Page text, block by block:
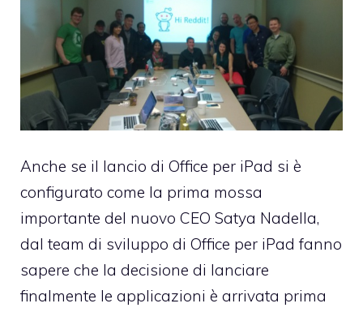
Anche se il lancio di Office per iPad si è
configurato come la prima mossa
importante del nuovo CEO Satya Nadella,
dal team di sviluppo di Office per iPad fanno
sapere che la decisione di lanciare
finalmente le applicazioni è arrivata prima